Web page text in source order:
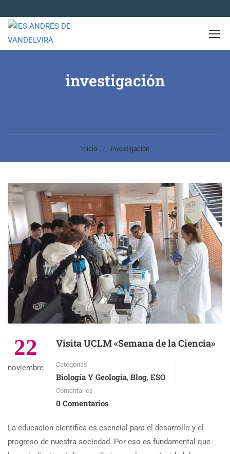
investigación
Inicio investigación
22
noviembre
Visita UCLM «Semana de la Ciencia»
Categorías
Biología Y Geología, Blog, ESO
Comentarios
0 Comentarios
La educación científica es esencial para el desarrollo y el
progreso de nuestra sociedad. Por eso es fundamental que